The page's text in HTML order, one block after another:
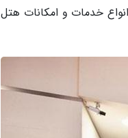
انواع خدمات و امکانات هتل